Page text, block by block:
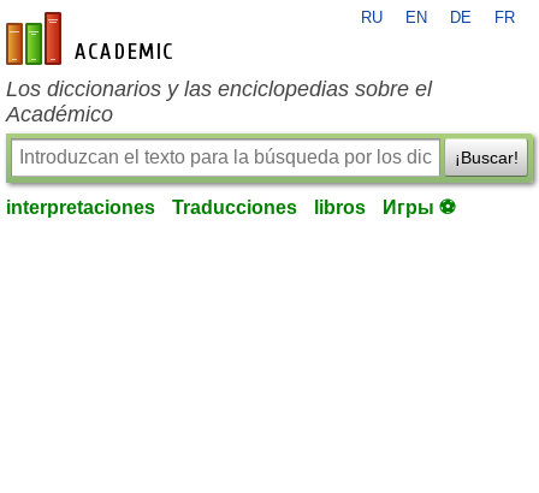
es-academic.com
RU EN DE FR
Los diccionarios y las enciclopedias sobre el
Académico
¡Buscar!
interpretaciones Traducciones libros Игры ⚽